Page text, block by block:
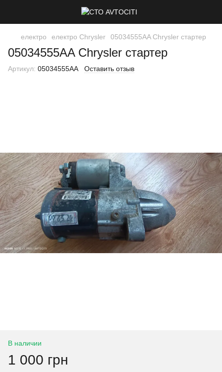
електро електро Chrysler 05034555AA Chrysler стартер
05034555AA Chrysler стартер
Артикул: 05034555AA Оставить отзыв
В наличии
1 000 грн